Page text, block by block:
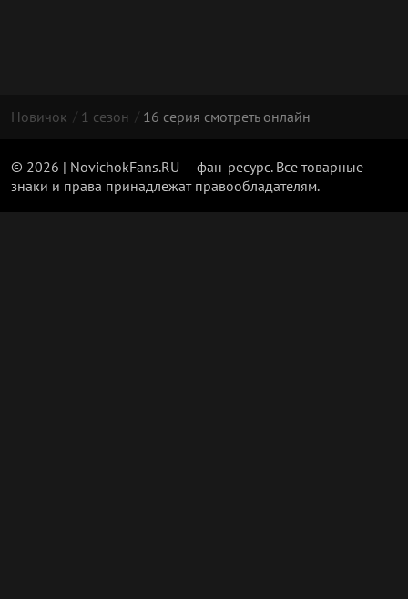
Новичок 1 сезон 16 серия смотреть онлайн
© 2026 | NovichokFans.RU — фан-ресурс. Все товарные
знаки и права принадлежат правообладателям.